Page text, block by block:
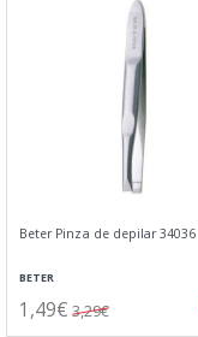
Beter Pinza de depilar 34036
BETER
1,49€ 3,29€